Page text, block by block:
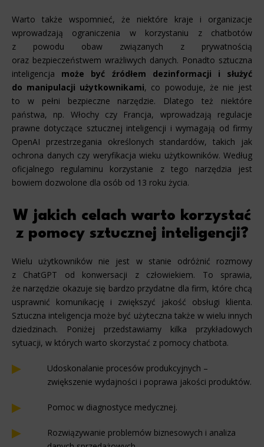
Warto także wspomnieć, że niektóre kraje i organizacje
wprowadzają ograniczenia w korzystaniu z chatbotów
z powodu obaw związanych z prywatnością
oraz bezpieczeństwem wrażliwych danych. Ponadto sztuczna
inteligencja może być źródłem dezinformacji i służyć
do manipulacji użytkownikami, co powoduje, że nie jest
to w pełni bezpieczne narzędzie. Dlatego też niektóre
państwa, np. Włochy czy Francja, wprowadzają regulacje
prawne dotyczące sztucznej inteligencji i wymagają od firmy
OpenAI przestrzegania określonych standardów, takich jak
ochrona danych czy weryfikacja wieku użytkowników. Według
oficjalnego regulaminu korzystanie z tego narzędzia jest
bowiem dozwolone dla osób od 13 roku życia.
W jakich celach warto korzystać
z pomocy sztucznej inteligencji?
Wielu użytkowników nie jest w stanie odróżnić rozmowy
z ChatGPT od konwersacji z człowiekiem. To sprawia,
że narzędzie okazuje się bardzo przydatne dla firm, które chcą
usprawnić komunikację i zwiększyć jakość obsługi klienta.
Sztuczna inteligencja może być użyteczna także w wielu innych
dziedzinach. Poniżej przedstawiamy kilka przykładowych
sytuacji, w których warto skorzystać z pomocy chatbota.
Udoskonalanie procesów produkcyjnych –
zwiększenie wydajności i poprawa jakości produktów.
Pomoc w diagnostyce medycznej.
Rozwiązywanie problemów biznesowych i analiza